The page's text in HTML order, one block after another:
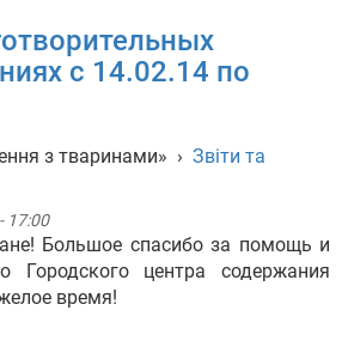
с 14.02.14 по
з тваринами» › Звіти та
17:00
Большое спасибо за помощь и
Городского центра содержания
время!